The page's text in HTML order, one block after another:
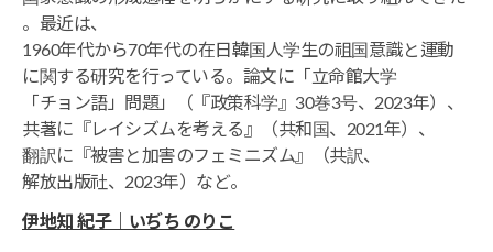
。最近は、
1960年代から70年代の在日韓国人学生の祖国意識と運動
に関する研究を行っている。論文に「立命館大学
「チョン語」問題」（『政策科学』30巻3号、2023年）、
共著に『レイシズムを考える』（共和国、2021年）、
翻訳に『被害と加害のフェミニズム』（共訳、
解放出版社、2023年）など。
伊地知 紀子｜いぢち のりこ